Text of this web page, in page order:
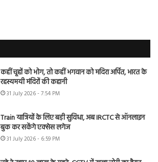
कहीं चूहों को भोग, तो कहीं भगवान को मदिरा अर्पित, भारत के
रहस्यमयी मंदिरों की कहानी
31 July 2026 - 7:54 PM
Train यात्रियों के लिए बड़ी सुविधा, अब IRCTC से ऑनलाइन
बुक कर सकेंगे एक्सेस लगेज
31 July 2026 - 6:59 PM